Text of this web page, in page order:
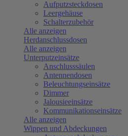
Aufputzsteckdosen
Leergehäuse
Schalterzubehör
Alle anzeigen
Herdanschlussdosen
Alle anzeigen
Unterputzeinsätze
Anschlusssäulen
Antennendosen
Beleuchtungseinsätze
Dimmer
Jalousieeinsätze
Kommunikationseinsätze
Alle anzeigen
Wippen und Abdeckungen